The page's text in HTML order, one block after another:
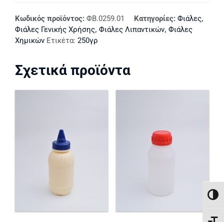
Κωδικός προϊόντος: ΦΒ.0259.01 Κατηγορίες: Φιάλες,
Φιάλες Γενικής Χρήσης, Φιάλες Λιπαντικών, Φιάλες
Χημικών Ετικέτα: 250γρ
Σχετικά προϊόντα